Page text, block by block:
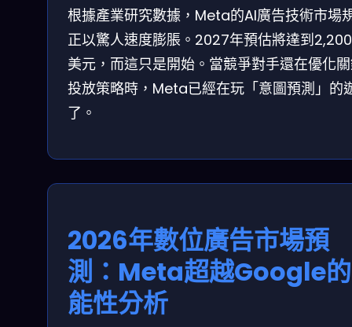
根據產業研究數據，Meta的AI廣告技術市場
正以驚人速度膨脹。2027年預估將達到
美元，而這只是開始。當競爭對手還在優化
投放策略時，Meta已經在玩「意圖預測」的
了。
2026年數位廣告市場預
測：Meta超越Google
能性分析